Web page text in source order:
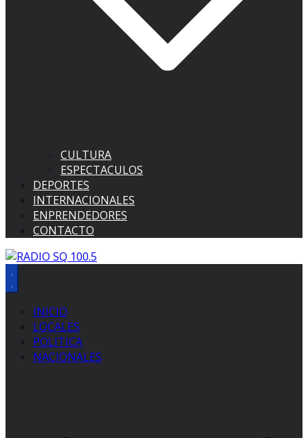
CULTURA
ESPECTACULOS
DEPORTES
INTERNACIONALES
ENPRENDEDORES
CONTACTO
INICIO
LOCALES
POLITICA
NACIONALES